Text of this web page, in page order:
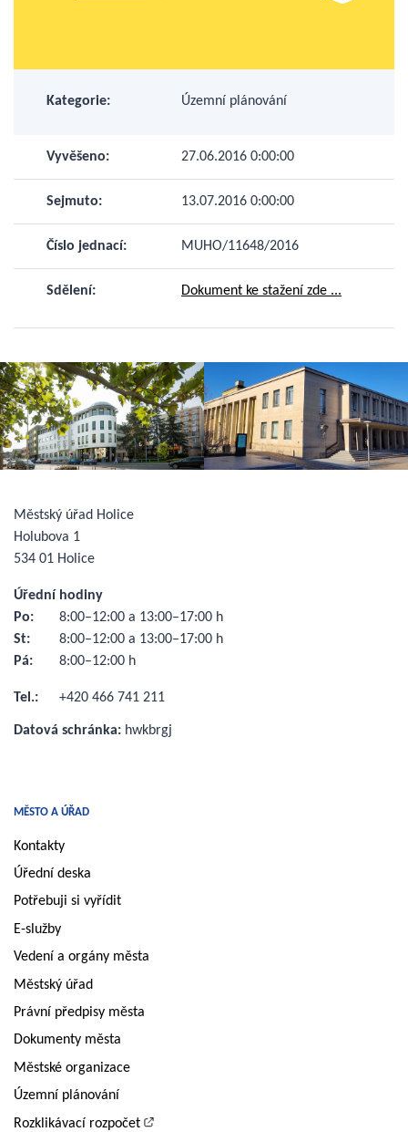
Kategorie: Územní plánování
Vyvěšeno: 27.06.2016 0:00:00
Sejmuto: 13.07.2016 0:00:00
Číslo jednací: MUHO/11648/2016
Sdělení: Dokument ke stažení zde ...
MĚSTO A ÚŘAD
Kontakty
Úřední deska
Potřebuji si vyřídit
E-služby
Vedení a orgány města
Městský úřad
Právní předpisy města
Dokumenty města
Městské organizace
Územní plánování
Rozklikávací rozpočet
Městský úřad Holice
Holubova 1
534 01 Holice
Úřední hodiny
Po:
8:00–12:00 a 13:00–17:00 h
St:
8:00–12:00 a 13:00–17:00 h
Pá:
8:00–12:00 h
Tel.: +420 466 741 211
Datová schránka: hwkbrgj